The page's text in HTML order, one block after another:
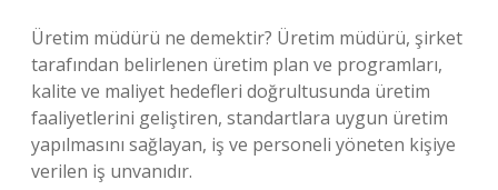
Üretim müdürü ne demektir? Üretim müdürü, şirket
tarafından belirlenen üretim plan ve programları,
kalite ve maliyet hedefleri doğrultusunda üretim
faaliyetlerini geliştiren, standartlara uygun üretim
yapılmasını sağlayan, iş ve personeli yöneten kişiye
verilen iş unvanıdır.